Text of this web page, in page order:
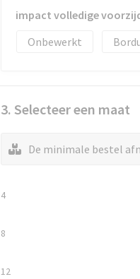
impact volledige
Onbewerkt
3. Selecteer een maat
De minimale bestel
4
8
12